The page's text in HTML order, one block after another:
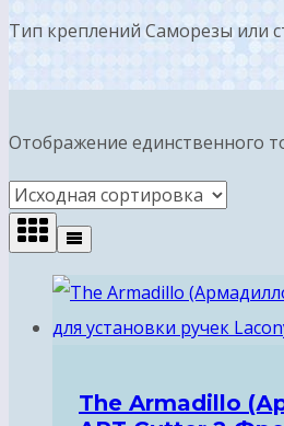
Тип креплений Саморезы или
Отображение единственного
The Armadillo